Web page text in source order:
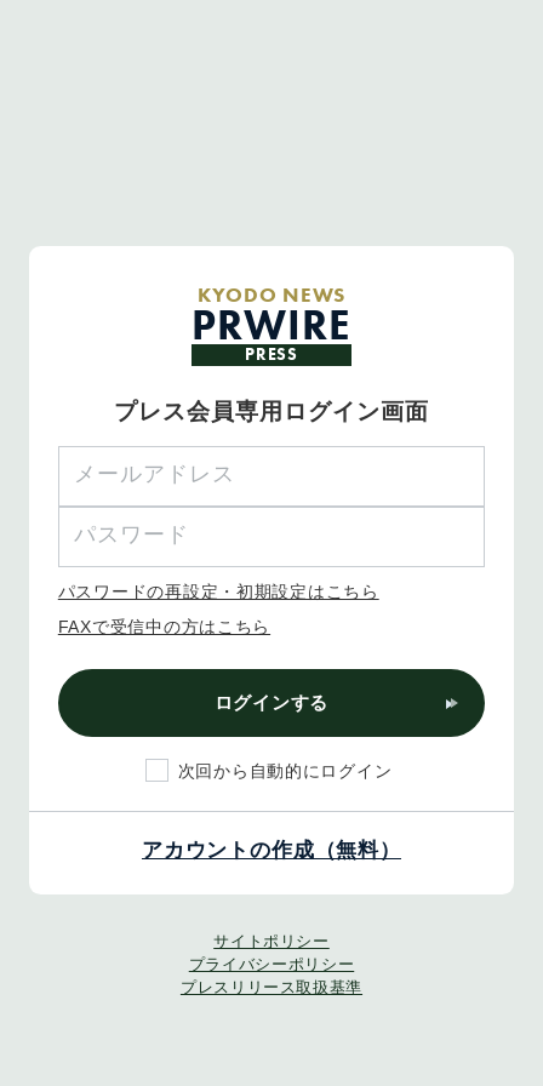
KYODO NEWS
PRWIRE
PRESS
プレス会員専用ログイン画面
パスワードの再設定・初期設定はこちら
FAXで受信中の方はこちら
ログインする
次回から自動的にログイン
アカウントの作成（無料）
サイトポリシー
プライバシーポリシー
プレスリリース取扱基準